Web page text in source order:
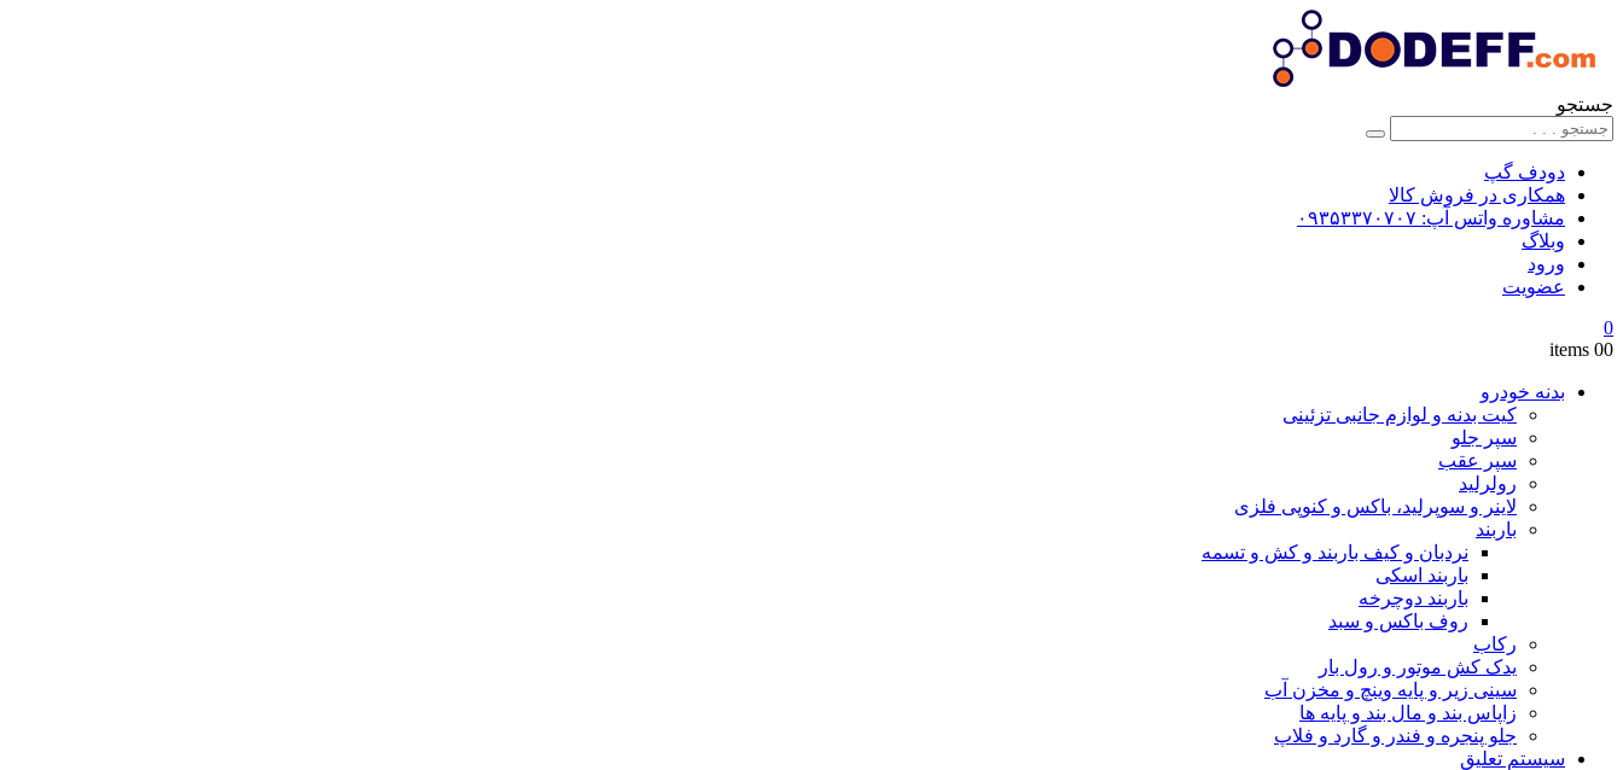
جستجو
دودف گپ
همکاری در فروش کالا
مشاوره واتس آپ: ۰۹۳۵۳۳۷۰۷۰۷
وبلاگ
ورود
عضویت
0
00 items
بدنه خودرو
کیت بدنه و لوازم جانبی تزئینی
سپر جلو
سپر عقب
رولرلید
لاینر و سوپرلید، باکس و کنوپی فلزی
باربند
نردبان و کیف باربند و کش و تسمه
باربند اسکی
باربند دوچرخه
روف باکس و سبد
رکاب
یدک کش موتور و رول بار
سینی زیر و پایه وینچ و مخزن آب
زاپاس بند و مال بند و پایه ها
جلو پنجره و فندر و گارد و فلاپ
سیستم تعلیق